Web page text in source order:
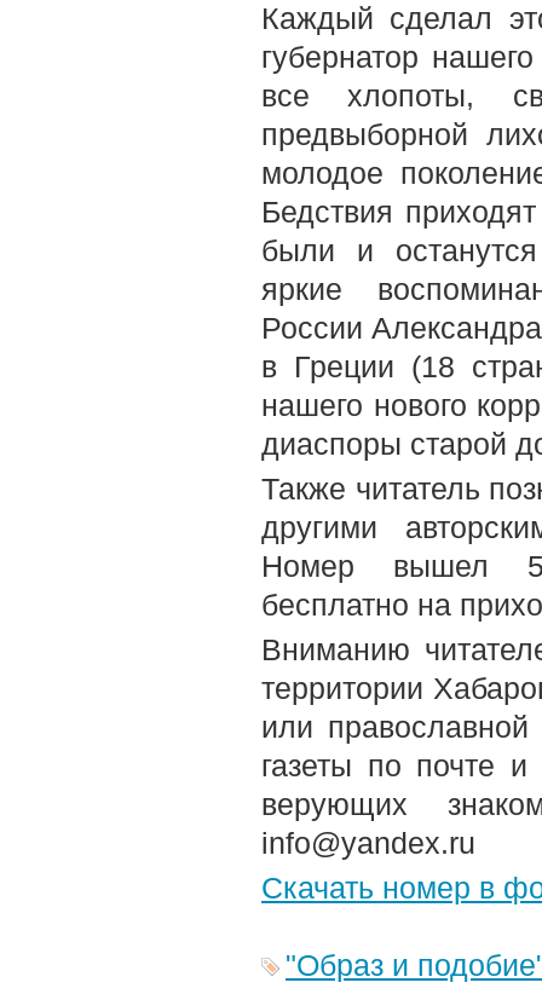
Каждый сделал
губернатор
все хлопоты,
предвыборной
молодое
Бедствия
были и
яркие
России
в Греции (18
нашего нового
диаспоры старой
Также читатель
другими
Номер вышел 5-
бесплатно на
Вниманию
территории
или
газеты по почте и
верующих
info@yandex.ru
Скачать номер в
"Образ и